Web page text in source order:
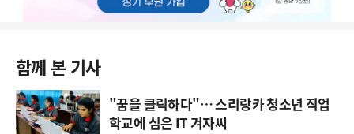
함께 본 기사
"꿈을 클릭하다"… 스리랑카 청소년 직업
학교에 심은 IT 겨자씨